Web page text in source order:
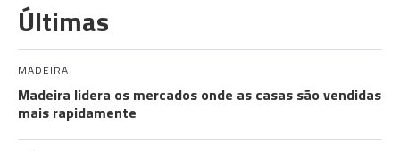
Últimas
MADEIRA
Madeira lidera os mercados onde as casas são vendidas
mais rapidamente